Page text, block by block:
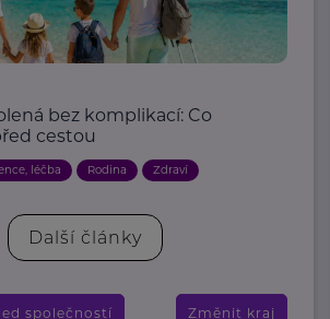
bez komplikací: Co
cestou
léčba Rodina Zdraví
Další články
společností Změnit kraj